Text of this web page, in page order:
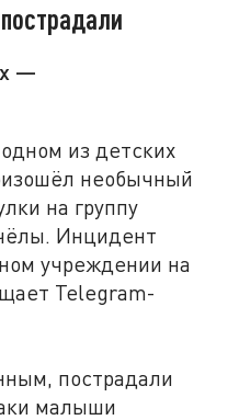
—
из детских
необычный
на группу
Инцидент
учреждении на
Telegram-
пострадали
малыши